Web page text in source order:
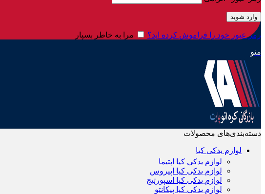
وارد شوید
رمز عبور خود را فراموش کرده اید؟ مرا به خاطر بسپار
منو
دسته‌بندی‌های محصولات
لوازم یدکی کیا
لوازم یدکی کیا اپتیما
لوازم یدکی کیا اپیروس
لوازم یدکی کیا اسپورتیج
لوازم یدکی کیا پیکانتو